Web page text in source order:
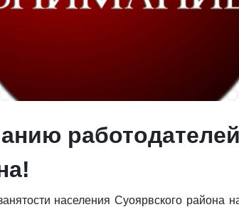
населения Суоярвского района